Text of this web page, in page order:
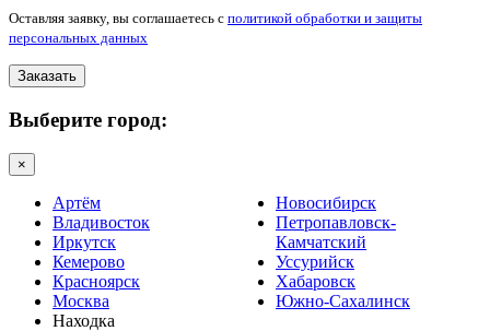
Оставляя заявку, вы соглашаетесь с политикой обработки и защиты
персональных данных
Заказать
Выберите город:
×
Артём
Владивосток
Иркутск
Кемерово
Красноярск
Москва
Находка
Новосибирск
Петропавловск-
Камчатский
Уссурийск
Хабаровск
Южно-Сахалинск